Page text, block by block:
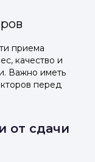
приема
качество и
Важно иметь
перед
от сдачи